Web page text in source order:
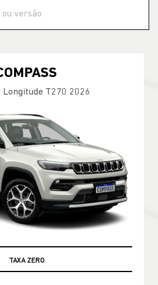
Longitude T270 2026
FIPE NO SEU USADO